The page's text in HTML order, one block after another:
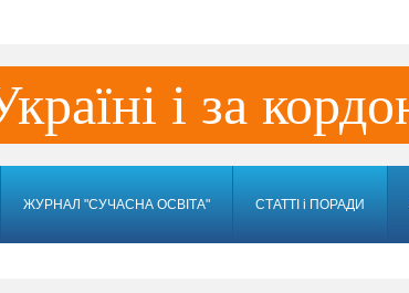
і за
ЖУРНАЛ "СУЧАСНА ОСВІТА" СТАТТІ і ПОРАДИ